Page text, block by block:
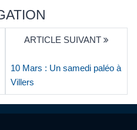
ARTICLE SUIVANT
10 Mars : Un samedi paléo à
Villers